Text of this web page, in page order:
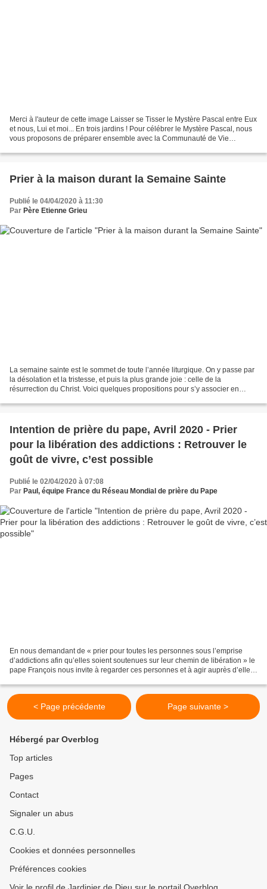
Merci à l'auteur de cette image Laisser se Tisser le Mystère Pascal entre Eux
et nous, Lui et moi... En trois jardins ! Pour célébrer le Mystère Pascal, nous
vous proposons de préparer ensemble avec la Communauté de Vie
Prier à la maison durant la Semaine Sainte
Publié le 04/04/2020 à 11:30
Par Père Etienne Grieu
La semaine sainte est le sommet de toute l’année liturgique. On y passe par
la désolation et la tristesse, et puis la plus grande joie : celle de la
résurrection du Christ. Voici quelques propositions pour s’y associer en
Intention de prière du pape, Avril 2020 - Prier
pour la libération des addictions : Retrouver le
goût de vivre, c’est possible
Publié le 02/04/2020 à 07:08
Par Paul, équipe France du Réseau Mondial de prière du Pape
En nous demandant de « prier pour toutes les personnes sous l’emprise
d’addictions afin qu’elles soient soutenues sur leur chemin de libération » le
pape François nous invite à regarder ces personnes et à agir auprès d’elles
< Page précédente Page suivante >
Hébergé par Overblog
Top articles
Pages
Contact
Signaler un abus
C.G.U.
Cookies et données personnelles
Préférences cookies